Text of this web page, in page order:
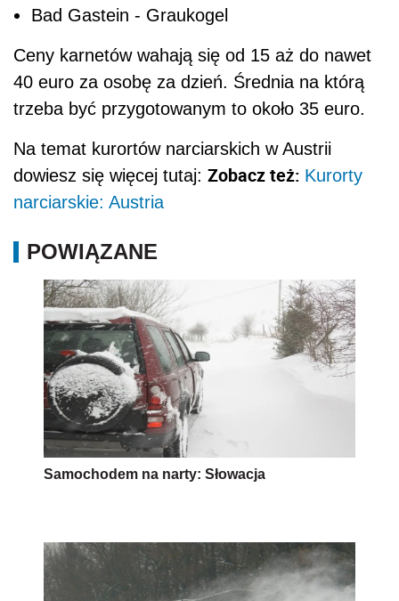
Bad Gastein - Graukogel
Ceny karnetów wahają się od 15 aż do nawet
40 euro za osobę za dzień. Średnia na którą
trzeba być przygotowanym to około 35 euro.
Na temat kurortów narciarskich w Austrii
dowiesz się więcej tutaj: Zobacz też: Kurorty
narciarskie: Austria
POWIĄZANE
Samochodem na narty: Słowacja